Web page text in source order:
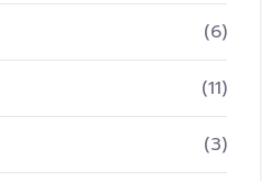
(6)
(11)
(3)